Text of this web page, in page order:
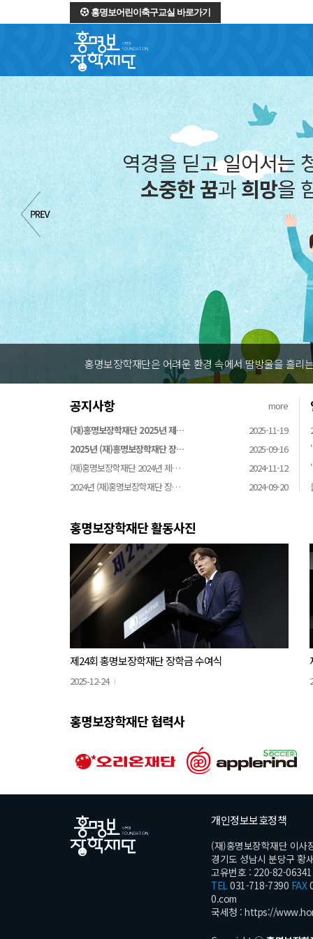
홍명보어린이축구교실 바로가기
역경을 딛고 일어서는
소중한 꿈과희망을
홍명보장학재단은 어려운 환경 속에서 땀방울을 흘리
공지사항
more
(재)홍명보장학재단 2025년 제…
2025-11-19
2025년 (재)홍명보장학재단 장…
2025-09-16
(재)홍명보장학재단 2024년 제…
2024-11-12
2024년 (재)홍명보장학재단 장…
2024-09-20
홍명보장학재단 활동사진
제24회 홍명보장학재단 장학금 수여식
2025-12-24
홍명보장학재단 협력사
개인정보보호정책
(재)홍명보장학재단 이사
경기도 성남시 분당구 황
고유번호 : 220-82-06341
TEL031-718-7390 FAX
0.com
국세청 : https://